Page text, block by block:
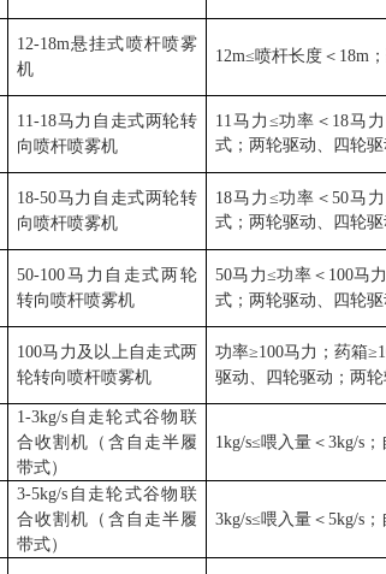
12-18m悬挂式喷杆喷雾
机
12m≤喷杆长度＜ 18m
11-18马力自走式两轮转
向喷杆喷雾机
11马力 ≤功率＜ 18马
式；两轮驱动、四轮
18-50马力自走式两轮转
向喷杆喷雾机
18马力 ≤功率＜ 50马
式；两轮驱动、四轮
50-100马力自走式两轮
转向喷杆喷雾机
50马力≤功率＜ 100马
式；两轮驱动、四轮
100马力及以上自走式两
轮转向喷杆喷雾机
功率≥100马力；药箱
驱动、四轮驱动；两轮
1-3kg/s 自走轮式谷物联
合收割机（含自走半履
带式）
1kg/s≤喂入量＜3kg/s
3-5kg/s 自走轮式谷物联
合收割机（含自走半履
带式）
3kg/s≤喂入量＜5kg/s